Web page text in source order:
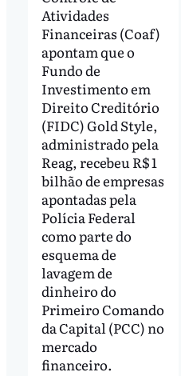
Atividades
Financeiras (Coaf)
apontam que o
Fundo de
Investimento em
Direito Creditório
(FIDC) Gold Style,
administrado pela
Reag, recebeu R$ 1
bilhão de empresas
apontadas pela
Polícia Federal
como parte do
esquema de
lavagem de
dinheiro do
Primeiro Comando
da Capital (PCC) no
mercado
financeiro.